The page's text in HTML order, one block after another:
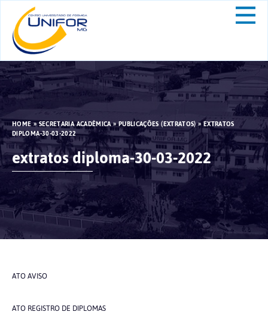
HOME»SECRETARIA ACADÊMICA»PUBLICAÇÕES (EXTRATOS)»EXTRATOS
DIPLOMA-30-03-2022
extratos diploma-30-03-2022
ATO AVISO
ATO REGISTRO DE DIPLOMAS